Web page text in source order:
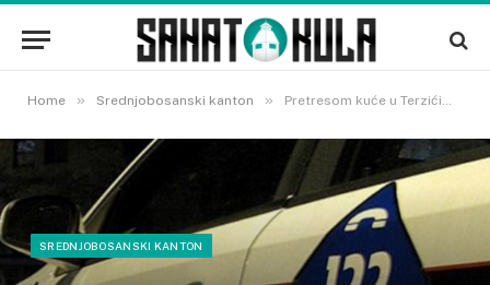
Home » Srednjobosanski kanton » Pretresom kuće u Terzićima u Bugojnu pronađen ecstasy, speed, indijska konoplja i vatreno oružje
SREDNJOBOSANSKI KANTON